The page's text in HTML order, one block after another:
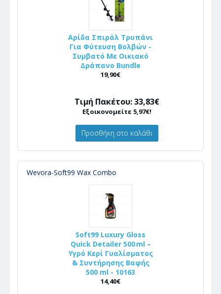
Αρίδα Σπιράλ Τρυπάνι
Για Φύτευση Βολβών -
Συμβατό Με Οικιακό
Δράπανο Bundle
19,90€
Τιμή Πακέτου: 33,83€
Εξοικονομείτε 5,97€!
Προσθήκη στο καλάθι
Wevora-Soft99 Wax Combo
Soft99 Luxury Gloss
Quick Detailer 500 ml –
Υγρό Κερί Γυαλίσματος
& Συντήρησης Βαφής
500 ml - 10163
14,40€